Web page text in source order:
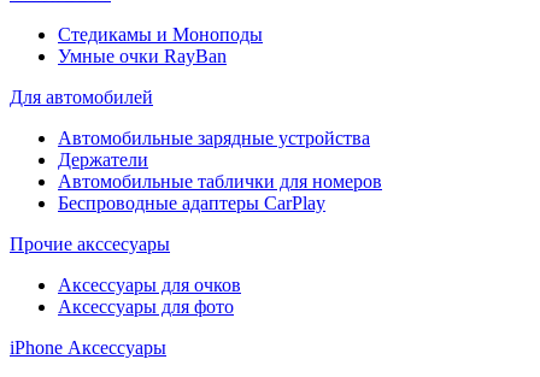
Стедикамы и Моноподы
Умные очки RayBan
Для автомобилей
Автомобильные зарядные устройства
Держатели
Автомобильные таблички для номеров
Беспроводные адаптеры CarPlay
Прочие акссесуары
Аксессуары для очков
Аксессуары для фото
iPhone Аксессуары